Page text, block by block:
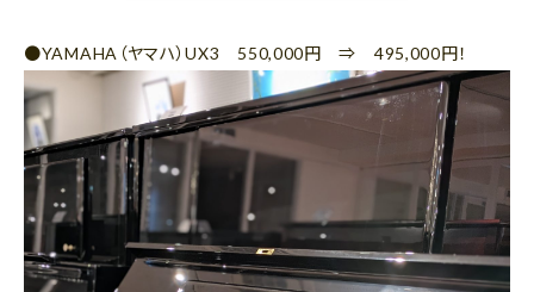
●YAMAHA（ヤマハ）UX3 550,000円 ⇒ 495,000円！